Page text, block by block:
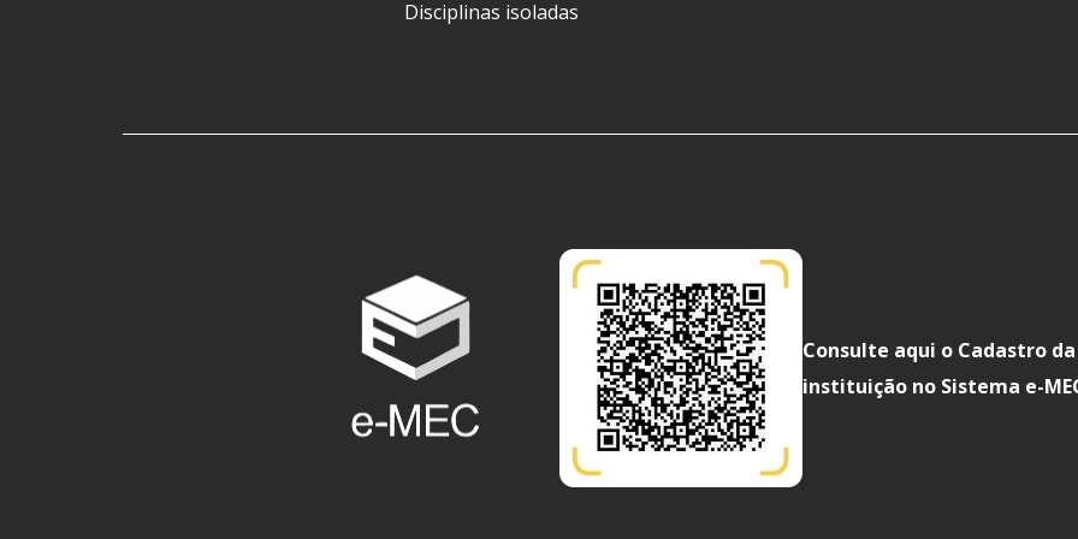
Disciplinas isoladas
Consulte aqui o Cadastro da
instituição no Sistema e-